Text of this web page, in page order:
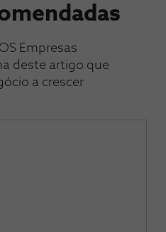
Empresas
deste artigo que
a crescer